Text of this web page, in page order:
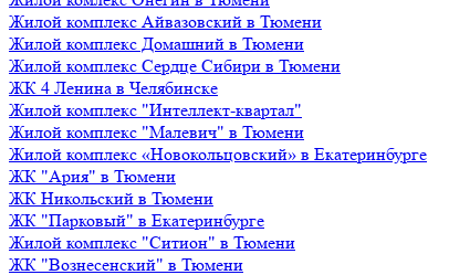
Жилой комплекс Айвазовский в Тюмени
Жилой комплекс Домашний в Тюмени
Жилой комплекс Сердце Сибири в Тюмени
ЖК 4 Ленина в Челябинске
Жилой комплекс "Интеллект-квартал"
Жилой комплекс "Малевич" в Тюмени
Жилой комплекс «Новокольцовский» в Екатеринбурге
ЖК "Ария" в Тюмени
ЖК Никольский в Тюмени
ЖК "Парковый" в Екатеринбурге
Жилой комплекс "Ситион" в Тюмени
ЖК "Вознесенский" в Тюмени